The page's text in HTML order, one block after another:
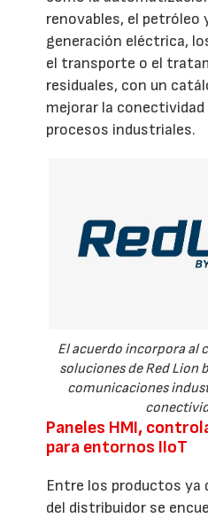
renovables, el petróleo
generación eléctrica,
el transporte o el
residuales, con un
mejorar la
procesos industriales.
El acuerdo incorpora al
soluciones de Red Lion
comunicaciones
Paneles HMI,
para entornos IIoT
Entre los productos ya
del distribuidor se